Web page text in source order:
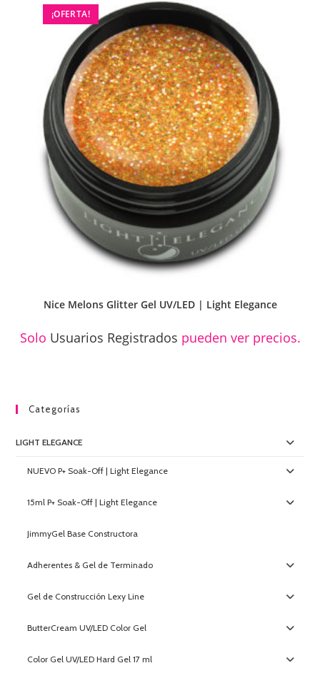
¡OFERTA!
Nice Melons Glitter Gel UV/LED | Light Elegance
Solo Usuarios Registrados pueden ver precios.
Categorías
LIGHT ELEGANCE
NUEVO P+ Soak-Off | Light Elegance
15ml P+ Soak-Off | Light Elegance
JimmyGel Base Constructora
Adherentes & Gel de Terminado
Gel de Construcción Lexy Line
ButterCream UV/LED Color Gel
Color Gel UV/LED Hard Gel 17 ml